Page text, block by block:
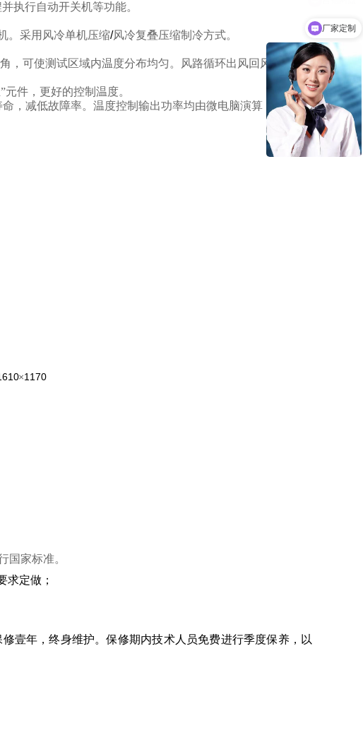
执行自动开关机等功能。
。采用风冷单机压缩/风冷复叠压缩制冷方式。
，可使测试区域内温度分布均匀。风路循环出风回风设计，
件，更好的控制温度。
，减低故障率。温度控制输出功率均由微电脑演算，以达高
×1170
国家标准。
求定做；
壹年，终身维护。保修期内技术人员免费进行季度保养，以
厂家定制